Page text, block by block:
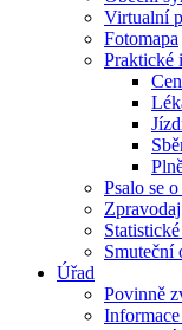
Virtualní
Fotomapa
Praktické
Psalo se o
Zpravodaj
Smuteční
Úřad
Povinně